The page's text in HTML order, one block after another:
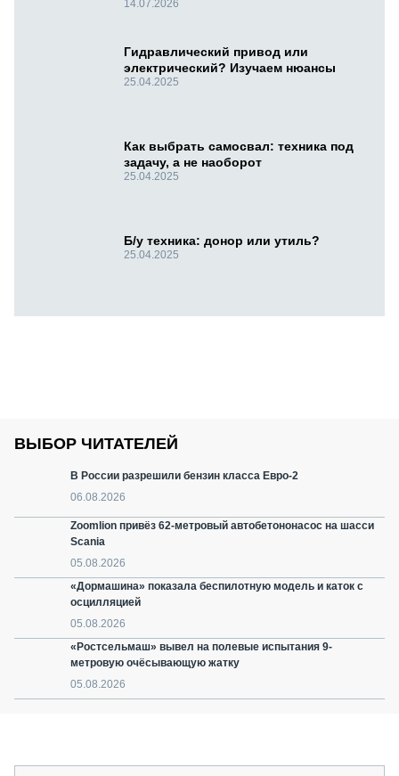
14.07.2026
Гидравлический привод или
электрический? Изучаем нюансы
25.04.2025
Как выбрать самосвал: техника под
задачу, а не наоборот
25.04.2025
Б/у техника: донор или утиль?
25.04.2025
ВЫБОР ЧИТАТЕЛЕЙ
В России разрешили бензин класса Евро-2
06.08.2026
Zoomlion привёз 62-метровый автобетононасос на шасси
Scania
05.08.2026
«Дормашина» показала беспилотную модель и каток с
осцилляцией
05.08.2026
«Ростсельмаш» вывел на полевые испытания 9-
метровую очёсывающую жатку
05.08.2026